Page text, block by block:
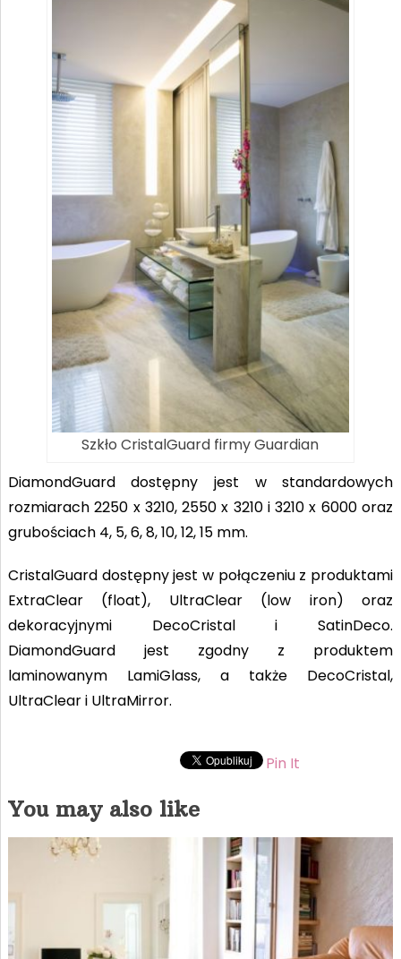
Szkło CristalGuard firmy Guardian
DiamondGuard dostępny jest w standardowych
rozmiarach 2250 x 3210, 2550 x 3210 i 3210 x 6000 oraz
grubościach 4, 5, 6, 8, 10, 12, 15 mm.
CristalGuard dostępny jest w połączeniu z produktami
ExtraClear (float), UltraClear (low iron) oraz
dekoracyjnymi DecoCristal i SatinDeco.
DiamondGuard jest zgodny z produktem
laminowanym LamiGlass, a także DecoCristal,
UltraClear i UltraMirror.
Pin It
You may also like